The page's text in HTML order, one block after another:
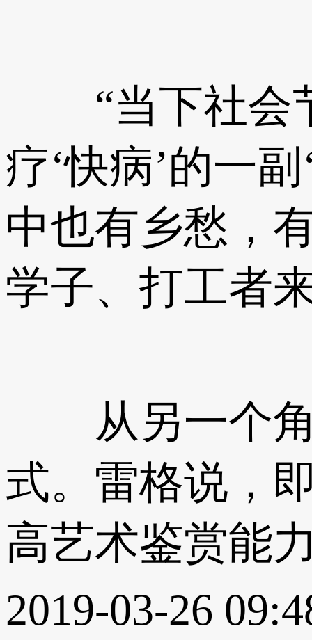
“当下社会节
疗‘快病’的一
中也有乡愁，
学子、打工者
从另一个角
式。雷格说，
高艺术鉴赏能
2019-03-26